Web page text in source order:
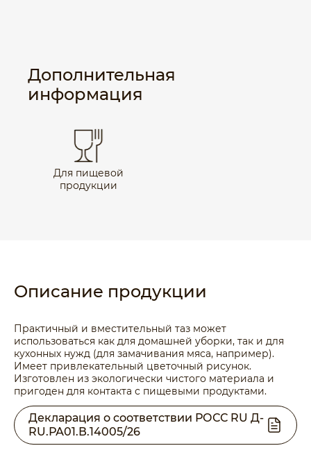
Дополнительная
информация
Для пищевой
продукции
Описание продукции
Практичный и вместительный таз может
использоваться как для домашней уборки, так и для
кухонных нужд (для замачивания мяса, например).
Имеет привлекательный цветочный рисунок.
Изготовлен из экологически чистого материала и
пригоден для контакта с пищевыми продуктами.
Декларация о соответствии РОСС RU Д-
RU.РА01.В.14005/26